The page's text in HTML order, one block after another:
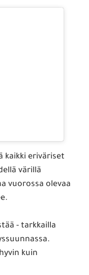
kaikki eriväriset
värillä
vuorossa olevaa
- tarkkailla
kuin